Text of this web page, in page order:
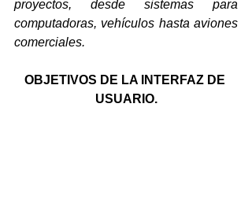
proyectos, desde sistemas para
computadoras, vehículos hasta aviones
comerciales.
OBJETIVOS DE LA INTERFAZ DE
USUARIO.